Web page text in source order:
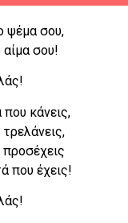
ψέμα σου,
σου!
κάνεις,
που έχεις!